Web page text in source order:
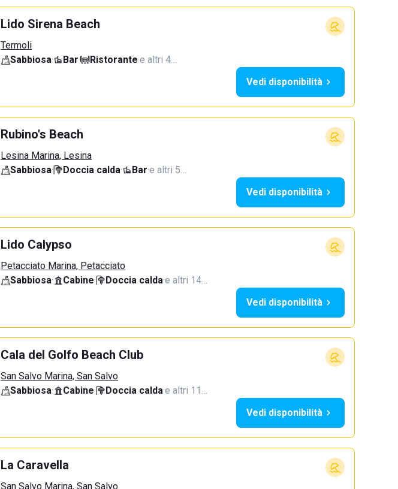
Lido Sirena Beach
Termoli
Sabbiosa· Bar· Ristorante·e altri 4…
Vedi disponibilità
Rubino's Beach
Lesina Marina, Lesina
Sabbiosa· Doccia calda· Bar·e altri 5…
Vedi disponibilità
Lido Calypso
Petacciato Marina, Petacciato
Sabbiosa· Cabine· Doccia calda·e altri 14…
Vedi disponibilità
Cala del Golfo Beach Club
San Salvo Marina, San Salvo
Sabbiosa· Cabine· Doccia calda·e altri 11…
Vedi disponibilità
La Caravella
San Salvo Marina, San Salvo